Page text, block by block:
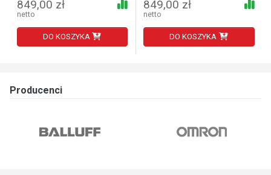
849,00 zł
netto
DO KOSZYKA
849,00 zł
netto
DO KOSZYKA
Producenci